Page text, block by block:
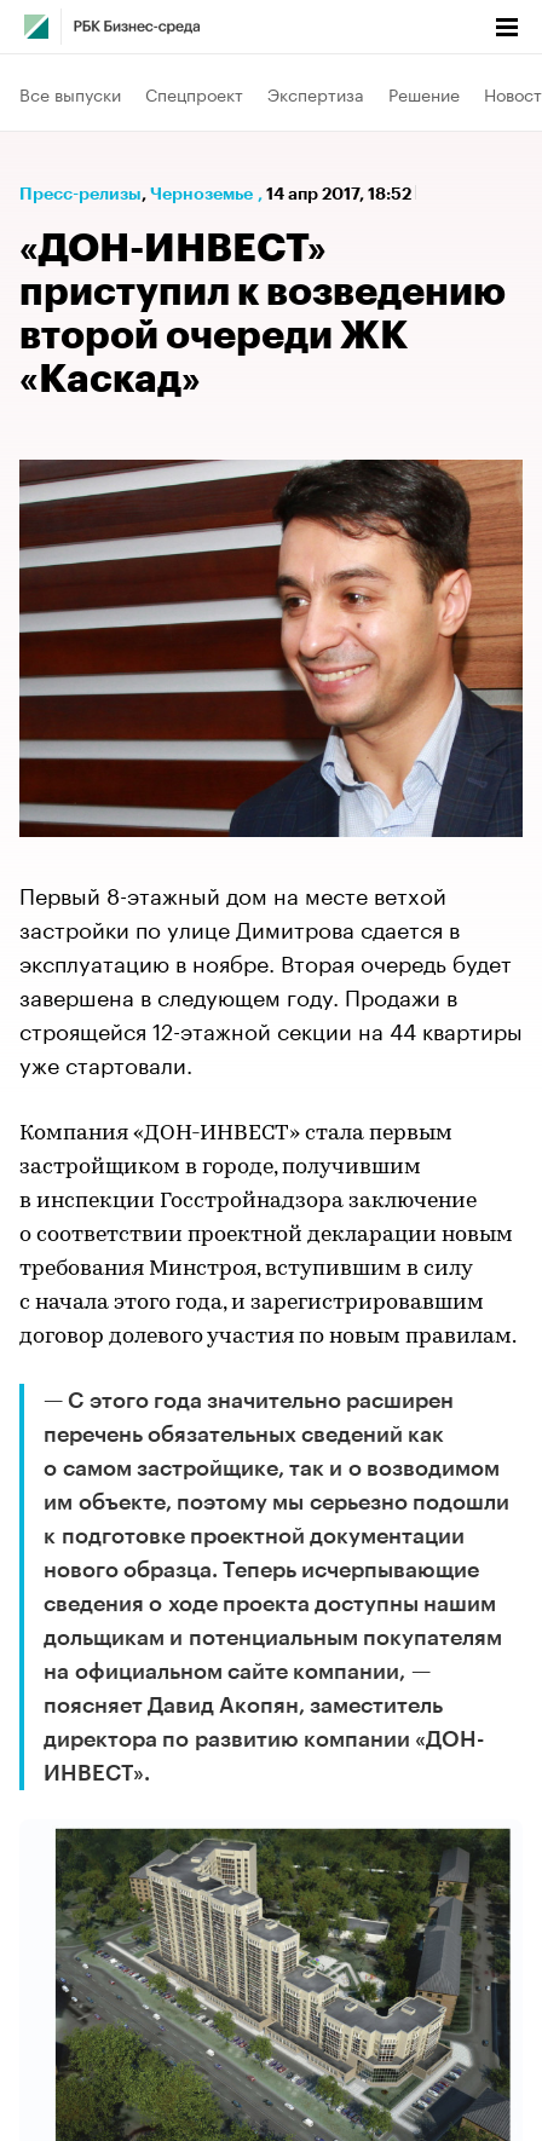
Все выпуски Спецпроект Экспертиза Решение
Пресс-релизы⁠, Черноземье , 14 апр 2017, 18:52
«ДОН-ИНВЕСТ»
приступил к возведению
второй очереди ЖК
«Каскад»
Первый 8-этажный дом на месте ветхой
застройки по улице Димитрова сдается в
эксплуатацию в ноябре. Вторая очередь будет
завершена в следующем году. Продажи в
строящейся 12-этажной секции на 44 квартиры
уже стартовали.
Компания «ДОН-ИНВЕСТ» стала первым
застройщиком в городе, получившим
в инспекции Госстройнадзора заключение
о соответствии проектной декларации новым
требования Минстроя, вступившим в силу
с начала этого года, и зарегистрировавшим
договор долевого участия по новым правилам.
— С этого года значительно расширен
перечень обязательных сведений как
о самом застройщике, так и о возводимом
им объекте, поэтому мы серьезно подошли
к подготовке проектной документации
нового образца. Теперь исчерпывающие
сведения о ходе проекта доступны нашим
дольщикам и потенциальным покупателям
на официальном сайте компании, —
поясняет Давид Акопян, заместитель
директора по развитию компании «ДОН-
ИНВЕСТ».